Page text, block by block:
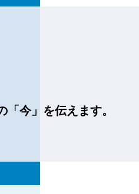
今」を伝えます。